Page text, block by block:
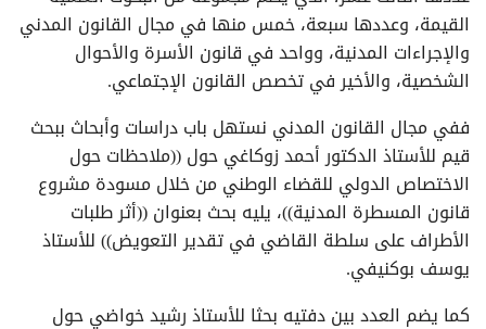
القيمة، وعددها سبعة، خمس منها في مجال القانون المدني
والإجراءات المدنية، وواحد في قانون الأسرة والأحوال
الشخصية، والأخير في تخصص القانون الإجتماعي.
ففي مجال القانون المدني نستهل باب دراسات وأبحاث ببحث
قيم للأستاذ الدكتور أحمد زوكاغي حول ((ملاحظات حول
الاختصاص الدولي للقضاء الوطني من خلال مسودة مشروع
قانون المسطرة المدنية))، يليه بحث بعنوان ((أثر طلبات
الأطراف على سلطة القاضي في تقدير التعويض)) للأستاذ
يوسف بوكنيفي.
كما يضم العدد بين دفتيه بحثا للأستاذ رشيد خواضي حول